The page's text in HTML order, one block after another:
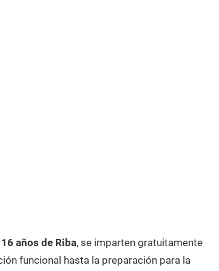
años de Riba, se imparten gratuitamente
funcional hasta la preparación para la